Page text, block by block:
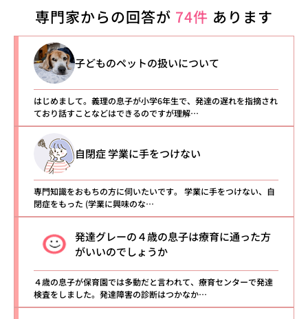
専門家からの回答が 74件 あります
子どものペットの扱いについて
はじめまして。義理の息子が小学6年生で、発達の遅れを指摘され
ており話すことなどはできるのですが理解…
自閉症 学業に手をつけない
専門知識をおもちの方に伺いたいです。 学業に手をつけない、自
閉症をもった (学業に興味のな…
発達グレーの４歳の息子は療育に通った方
がいいのでしょうか
４歳の息子が保育園では多動だと言われて、療育センターで発達
検査をしました。発達障害の診断はつかなか…